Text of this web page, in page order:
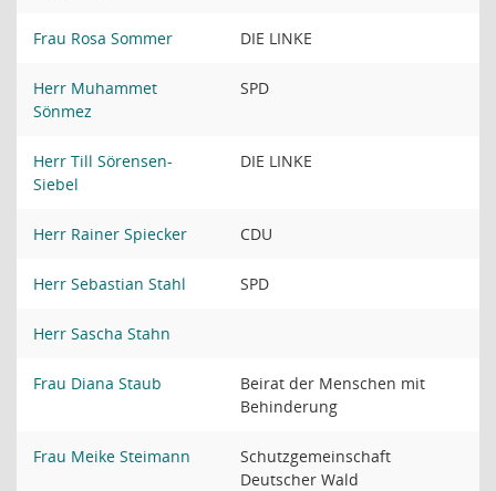
Frau Rosa Sommer DIE LINKE
Herr Muhammet
Sönmez
SPD
Herr Till Sörensen-
Siebel
DIE LINKE
Herr Rainer Spiecker CDU
Herr Sebastian Stahl SPD
Herr Sascha Stahn
Frau Diana Staub
Beirat der Menschen mit
Behinderung
Frau Meike Steimann
Schutzgemeinschaft
Deutscher Wald